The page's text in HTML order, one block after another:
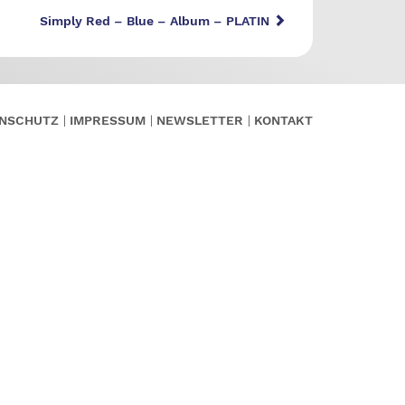
Simply Red – Blue – Album – PLATIN
IMPRESSUM NEWSLETTER KONTAKT